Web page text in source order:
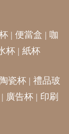
| 便當盒 | 咖
杯 | 紙杯
陶瓷杯 | 禮品玻
| 廣告杯 | 印刷